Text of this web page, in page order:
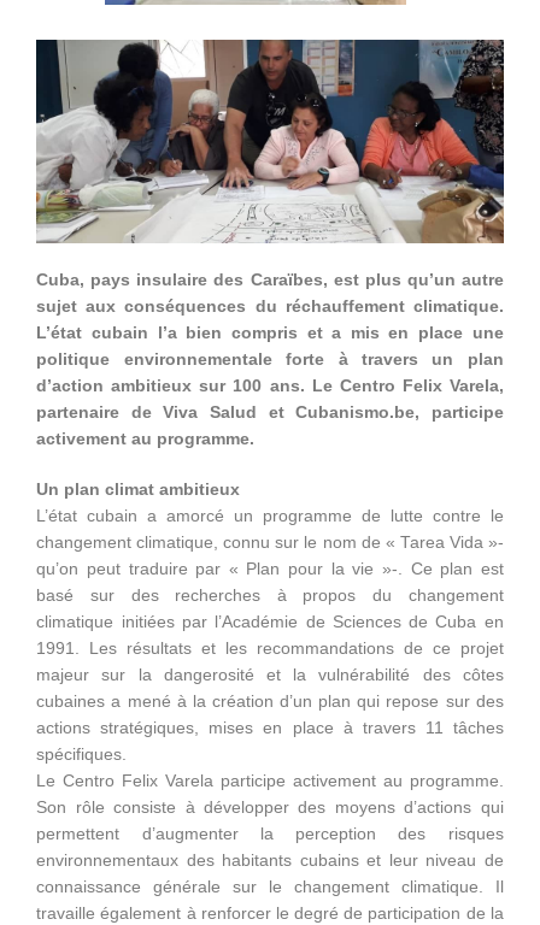
Cuba, pays insulaire des Caraïbes, est plus qu’un autre
sujet aux conséquences du réchauffement climatique.
L’état cubain l’a bien compris et a mis en place une
politique environnementale forte à travers un plan
d’action ambitieux sur 100 ans. Le Centro Felix Varela,
partenaire de Viva Salud et Cubanismo.be, participe
activement au programme.
Un plan climat ambitieux
L’état cubain a amorcé un programme de lutte contre le
changement climatique, connu sur le nom de « Tarea Vida »-
qu’on peut traduire par « Plan pour la vie »-. Ce plan est
basé sur des recherches à propos du changement
climatique initiées par l’Académie de Sciences de Cuba en
1991. Les résultats et les recommandations de ce projet
majeur sur la dangerosité et la vulnérabilité des côtes
cubaines a mené à la création d’un plan qui repose sur des
actions stratégiques, mises en place à travers 11 tâches
spécifiques.
Le Centro Felix Varela participe activement au programme.
Son rôle consiste à développer des moyens d’actions qui
permettent d’augmenter la perception des risques
environnementaux des habitants cubains et leur niveau de
connaissance générale sur le changement climatique. Il
travaille également à renforcer le degré de participation de la